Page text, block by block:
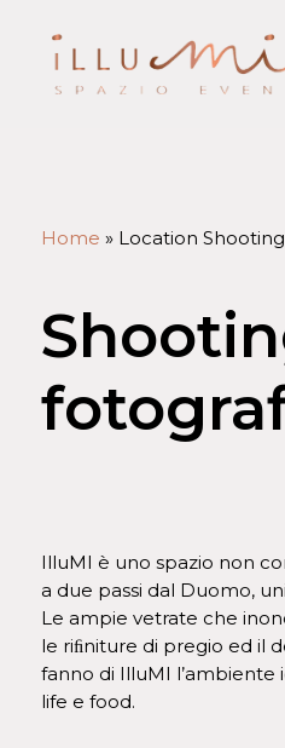
Home » Location
IlluMI è uno spazio non
a due passi dal Duomo,
Le ampie vetrate che
le riﬁniture di pregio ed il
fanno di IlluMI l’ambiente
life e food.